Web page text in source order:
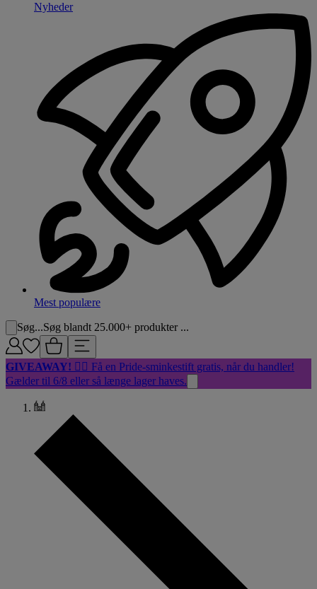
Nyheder
Mest populære
Søg...Søg blandt 25.000+ produkter ...
GIVEAWAY! 🏳️‍🌈 Få en Pride-sminkestift gratis, når du handler!
Gælder til 6/8 eller så længe lager haves.